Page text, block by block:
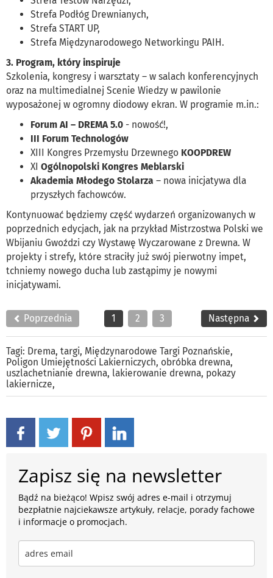
Strefa Podłóg Drewnianych,
Strefa START UP,
Strefa Międzynarodowego Networkingu PAIH.
3. Program, który inspiruje
Szkolenia, kongresy i warsztaty – w salach konferencyjnych
oraz na multimedialnej Scenie Wiedzy w pawilonie
wyposażonej w ogromny diodowy ekran. W programie m.in.:
Forum AI – DREMA 5.0 - nowość!,
III Forum Technologów
XIII Kongres Przemysłu Drzewnego KOOPDREW
XI Ogólnopolski Kongres Meblarski
Akademia Młodego Stolarza – nowa inicjatywa dla
przyszłych fachowców.
Kontynuować będziemy część wydarzeń organizowanych w
poprzednich edycjach, jak na przykład Mistrzostwa Polski we
Wbijaniu Gwoździ czy Wystawę Wyczarowane z Drewna. W
projekty i strefy, które straciły już swój pierwotny impet,
tchniemy nowego ducha lub zastąpimy je nowymi
inicjatywami.
Poprzednia 1 2 3 Następna
Tagi: Drema, targi, Międzynarodowe Targi Poznańskie,
Poligon Umiejętności Lakierniczych, obróbka drewna,
uszlachetnianie drewna, lakierowanie drewna, pokazy
lakiernicze,
Zapisz się na newsletter
Bądź na bieżąco! Wpisz swój adres e-mail i otrzymuj
bezpłatnie najciekawsze artykuły, relacje, porady fachowe
i informacje o promocjach.